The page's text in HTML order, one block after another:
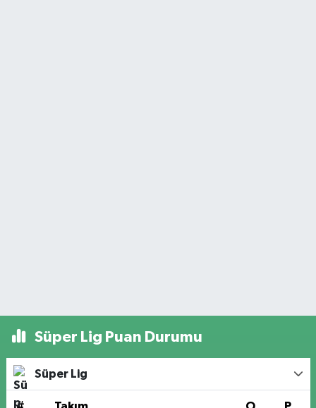
Süper Lig Puan Durumu
Süper Lig